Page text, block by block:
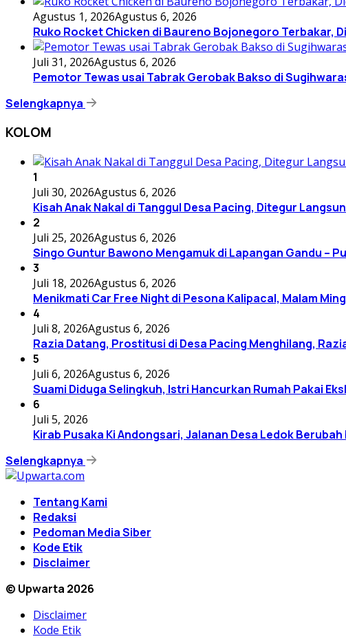
Agustus 1, 2026Agustus 6, 2026
Ruko Rocket Chicken di Baureno Bojonegoro Terbakar,
Juli 31, 2026Agustus 6, 2026
Pemotor Tewas usai Tabrak Gerobak Bakso di
Selengkapnya
KOLOM
1
Juli 30, 2026Agustus 6, 2026
Kisah Anak Nakal di Tanggul Desa Pacing, Ditegur
2
Juli 25, 2026Agustus 6, 2026
Singo Guntur Bawono Mengamuk di Lapangan Gandu –
3
Juli 18, 2026Agustus 6, 2026
Menikmati Car Free Night di Pesona Kalipacal, Malam
4
Juli 8, 2026Agustus 6, 2026
Razia Datang, Prostitusi di Desa Pacing Menghilang,
5
Juli 6, 2026Agustus 6, 2026
Suami Diduga Selingkuh, Istri Hancurkan Rumah Pakai
6
Juli 5, 2026
Kirab Pusaka Ki Andongsari, Jalanan Desa Ledok
Selengkapnya
Tentang Kami
Redaksi
Pedoman Media Siber
Kode Etik
Disclaimer
© Upwarta 2026
Disclaimer
Kode Etik